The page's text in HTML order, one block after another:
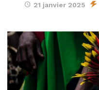
21 janvier 2025